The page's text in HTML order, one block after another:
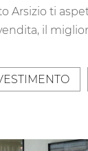
Arsizio ti
il